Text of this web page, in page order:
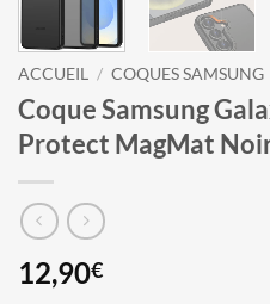
ACCUEIL / COQUES SAMSUNG
Coque Samsung
Protect MagMat
12,90€